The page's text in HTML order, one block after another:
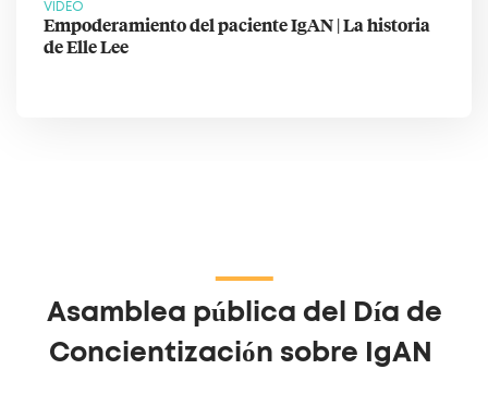
VIDEO
Empoderamiento del paciente IgAN | La historia
de Elle Lee
Asamblea pública del Día de
Concientización sobre IgAN